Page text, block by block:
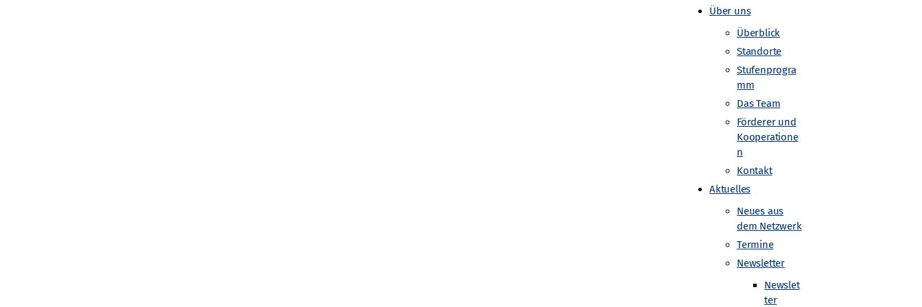
Über uns
Überblick
Standorte
Stufenprogra
mm
Das Team
Förderer und
Kooperatione
n
Kontakt
Aktuelles
Neues aus
dem Netzwerk
Termine
Newsletter
Newslet
ter
Die Physik-Projekt-Tage sind ein Programm zur Förderung von physikinteressierten Oberstufenschülerinnen, bei
dem ihr zu uns an die Universität kommt, um an Forschungsprojekten teilzunehmen. Sie werden 2026 in Aachen